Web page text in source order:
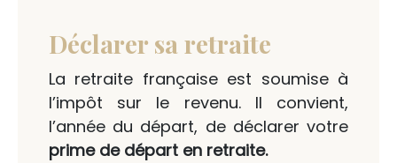
Déclarer sa retraite
La retraite française est soumise à
l’impôt sur le revenu. Il convient,
l’année du départ, de déclarer votre
prime de départ en retraite.